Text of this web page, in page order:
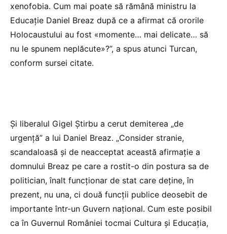
xenofobia. Cum mai poate să rămână ministru la
Educație Daniel Breaz după ce a afirmat că ororile
Holocaustului au fost «momente… mai delicate… să
nu le spunem neplăcute»?”, a spus atunci Turcan,
conform sursei citate.
Și liberalul Gigel Știrbu a cerut demiterea „de
urgență” a lui Daniel Breaz. „Consider stranie,
scandaloasă și de neacceptat această afirmație a
domnului Breaz pe care a rostit-o din postura sa de
politician, înalt funcționar de stat care deține, în
prezent, nu una, ci două funcții publice deosebit de
importante într-un Guvern național. Cum este posibil
ca în Guvernul României tocmai Cultura și Educația,